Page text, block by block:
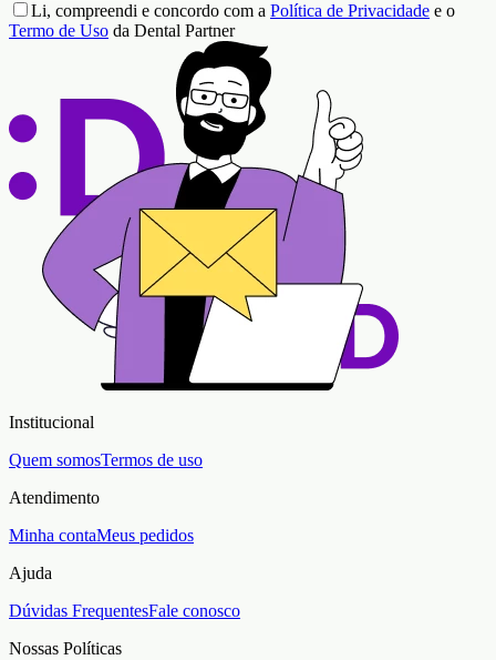
Li, compreendi e concordo com a Política de Privacidade e o
Termo de Uso da Dental Partner
Institucional
Quem somosTermos de uso
Atendimento
Minha contaMeus pedidos
Ajuda
Dúvidas FrequentesFale conosco
Nossas Políticas